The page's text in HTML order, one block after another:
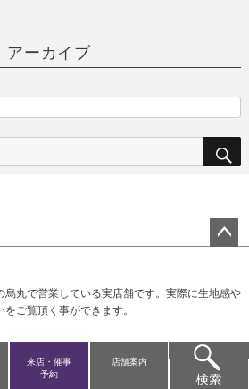
アーカイブ
ップ
烏丸で営業している実店舗です。実際に生地感や
をご覧頂く事ができます。
来店・催事
予約
店舗案内